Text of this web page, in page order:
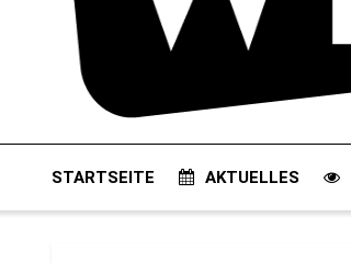
STARTSEITE AKTUELLES